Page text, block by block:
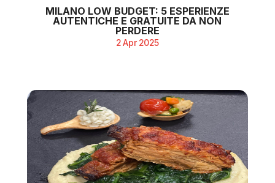
MILANO LOW BUDGET: 5 ESPERIENZE
AUTENTICHE E GRATUITE DA NON
PERDERE
2 Apr 2025